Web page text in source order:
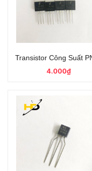
Transistor Công Suất
4.000₫